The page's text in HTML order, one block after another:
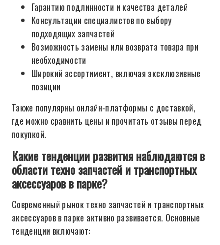
Гарантию подлинности и качества деталей
Консультации специалистов по выбору
подходящих запчастей
Возможность замены или возврата товара при
необходимости
Широкий ассортимент, включая эксклюзивные
позиции
Также популярны онлайн-платформы с доставкой,
где можно сравнить цены и прочитать отзывы перед
покупкой.
Какие тенденции развития наблюдаются в
области техно запчастей и транспортных
аксессуаров в парке?
Современный рынок техно запчастей и транспортных
аксессуаров в парке активно развивается. Основные
тенденции включают: